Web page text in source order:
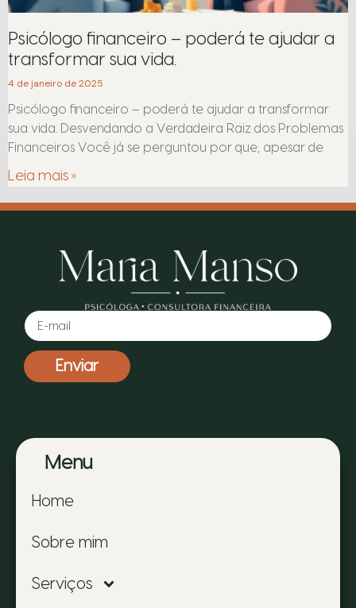
Psicólogo financeiro – poderá te ajudar a
transformar sua vida.
4 de janeiro de 2025
Psicólogo financeiro – poderá te ajudar a transformar
sua vida. Desvendando a Verdadeira Raiz dos Problemas
Financeiros Você já se perguntou por que, apesar de
Leia mais »
Enviar
Menu
Home
Sobre mim
Serviços